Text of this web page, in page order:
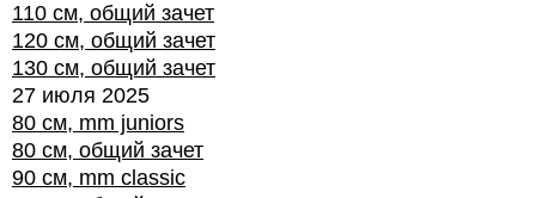
110 см, общий зачет
120 см, общий зачет
130 см, общий зачет
27 июля 2025
80 см, mm juniors
80 см, общий зачет
90 см, mm classic